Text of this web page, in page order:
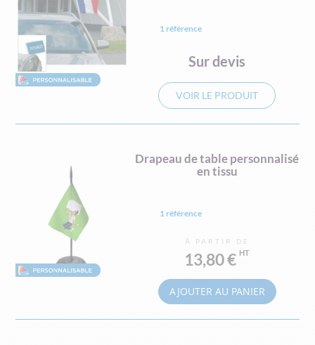
1 référence
Sur devis
VOIR LE PRODUIT
Drapeau de table personnalisé
en tissu
1 référence
À PARTIR DE
13,80 €
AJOUTER AU PANIER